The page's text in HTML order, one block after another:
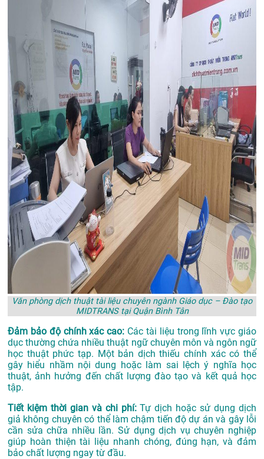
Văn phòng dịch thuật tài liệu chuyên ngành Giáo dục – Đào tạo
MIDTRANS tại Quận Bình Tân
Đảm bảo độ chính xác cao: Các tài liệu trong lĩnh vực giáo
dục thường chứa nhiều thuật ngữ chuyên môn và ngôn ngữ
học thuật phức tạp. Một bản dịch thiếu chính xác có thể
gây hiểu nhầm nội dung hoặc làm sai lệch ý nghĩa học
thuật, ảnh hưởng đến chất lượng đào tạo và kết quả học
tập.
Tiết kiệm thời gian và chi phí:Tự dịch hoặc sử dụng dịch
giả không chuyên có thể làm chậm tiến độ dự án và gây lỗi
cần sửa chữa nhiều lần. Sử dụng dịch vụ chuyên nghiệp
giúp hoàn thiện tài liệu nhanh chóng, đúng hạn, và đảm
bảo chất lượng ngay từ đầu.